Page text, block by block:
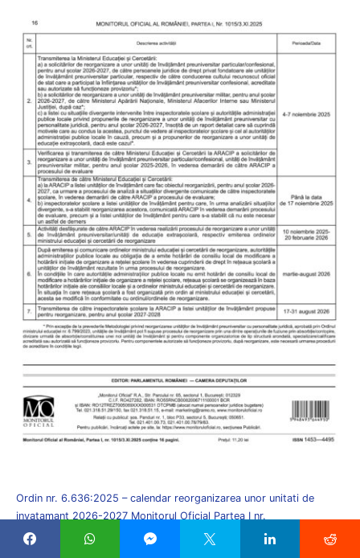
Ordin nr. 6.636:2025 – calendar reorganizarea unor unitati de
invatamant 2026-2027 Monitorul Oficial Partea I nr.
1015
Descarcă fișier